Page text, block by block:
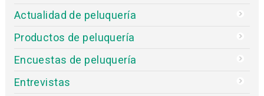
Actualidad de peluquería
Productos de peluquería
Encuestas de peluquería
Entrevistas